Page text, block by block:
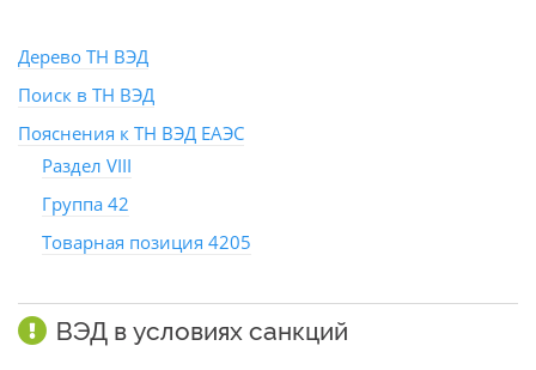
Дерево ТН ВЭД
Поиск в ТН ВЭД
Пояснения к ТН ВЭД ЕАЭС
Раздел VIII
Группа 42
Товарная позиция 4205
ВЭД в условиях санкций